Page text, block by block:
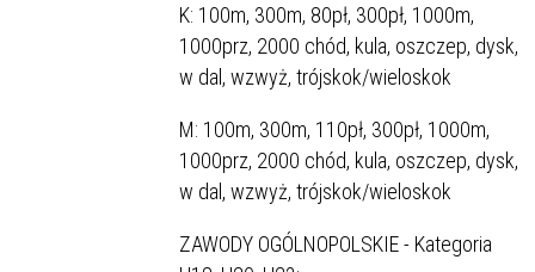
K: 100m, 300m, 80pł, 300pł, 1000m,
1000prz, 2000 chód, kula, oszczep, dysk,
w dal, wzwyż, trójskok/wieloskok
M: 100m, 300m, 110pł, 300pł, 1000m,
1000prz, 2000 chód, kula, oszczep, dysk,
w dal, wzwyż, trójskok/wieloskok
ZAWODY OGÓLNOPOLSKIE - Kategoria